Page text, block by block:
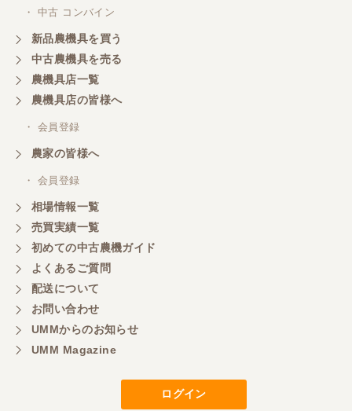
・ 中古 コンバイン
新品農機具を買う
中古農機具を売る
農機具店一覧
農機具店の皆様へ
・ 会員登録
農家の皆様へ
・ 会員登録
相場情報一覧
売買実績一覧
初めての中古農機ガイド
よくあるご質問
配送について
お問い合わせ
UMMからのお知らせ
UMM Magazine
ログイン